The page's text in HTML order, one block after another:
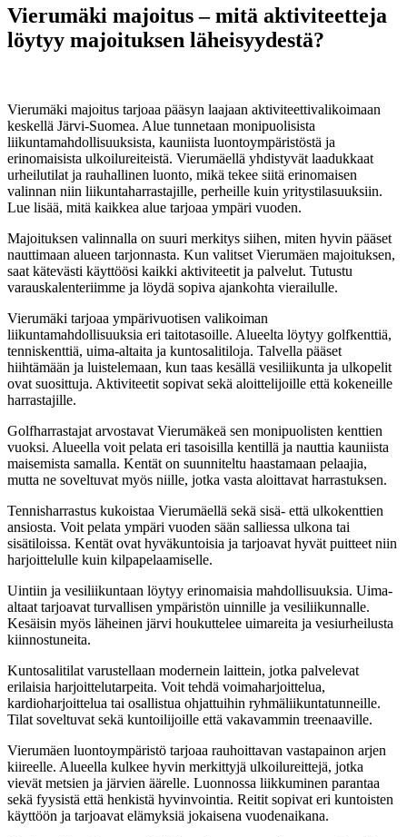
Vierumäki majoitus – mitä aktiviteetteja
löytyy majoituksen läheisyydestä?
Vierumäki majoitus tarjoaa pääsyn laajaan aktiviteettivalikoimaan
keskellä Järvi-Suomea. Alue tunnetaan monipuolisista
liikuntamahdollisuuksista, kauniista luontoympäristöstä ja
erinomaisista ulkoilureiteistä. Vierumäellä yhdistyvät laadukkaat
urheilutilat ja rauhallinen luonto, mikä tekee siitä erinomaisen
valinnan niin liikuntaharrastajille, perheille kuin yritystilasuuksiin.
Lue lisää, mitä kaikkea alue tarjoaa ympäri vuoden.
Majoituksen valinnalla on suuri merkitys siihen, miten hyvin pääset
nauttimaan alueen tarjonnasta. Kun valitset Vierumäen majoituksen,
saat kätevästi käyttöösi kaikki aktiviteetit ja palvelut. Tutustu
varauskalenteriimme ja löydä sopiva ajankohta vierailulle.
Vierumäki tarjoaa ympärivuotisen valikoiman
liikuntamahdollisuuksia eri taitotasoille. Alueelta löytyy golfkenttiä,
tenniskenttiä, uima-altaita ja kuntosalitiloja. Talvella pääset
hiihtämään ja luistelemaan, kun taas kesällä vesiliikunta ja ulkopelit
ovat suosittuja. Aktiviteetit sopivat sekä aloittelijoille että kokeneille
harrastajille.
Golfharrastajat arvostavat Vierumäkeä sen monipuolisten kenttien
vuoksi. Alueella voit pelata eri tasoisilla kentillä ja nauttia kauniista
maisemista samalla. Kentät on suunniteltu haastamaan pelaajia,
mutta ne soveltuvat myös niille, jotka vasta aloittavat harrastuksen.
Tennisharrastus kukoistaa Vierumäellä sekä sisä- että ulkokenttien
ansiosta. Voit pelata ympäri vuoden sään salliessa ulkona tai
sisätiloissa. Kentät ovat hyväkuntoisia ja tarjoavat hyvät puitteet niin
harjoittelulle kuin kilpapelaamiselle.
Uintiin ja vesiliikuntaan löytyy erinomaisia mahdollisuuksia. Uima-
altaat tarjoavat turvallisen ympäristön uinnille ja vesiliikunnalle.
Kesäisin myös läheinen järvi houkuttelee uimareita ja vesiurheilusta
kiinnostuneita.
Kuntosalitilat varustellaan modernein laittein, jotka palvelevat
erilaisia harjoittelutarpeita. Voit tehdä voimaharjoittelua,
kardioharjoittelua tai osallistua ohjattuihin ryhmäliikuntatunneille.
Tilat soveltuvat sekä kuntoilijoille että vakavammin treenaaville.
Vierumäen luontoympäristö tarjoaa rauhoittavan vastapainon arjen
kiireelle. Alueella kulkee hyvin merkittyjä ulkoilureittejä, jotka
vievät metsien ja järvien äärelle. Luonnossa liikkuminen parantaa
sekä fyysistä että henkistä hyvinvointia. Reitit sopivat eri kuntoisten
käyttöön ja tarjoavat elämyksiä jokaisena vuodenaikana.